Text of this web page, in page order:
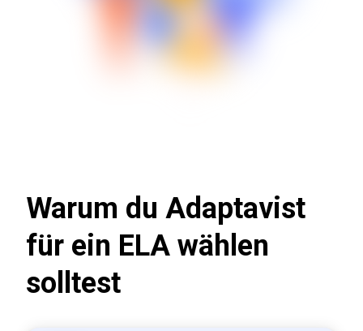
Warum du Adaptavist
für ein ELA wählen
solltest